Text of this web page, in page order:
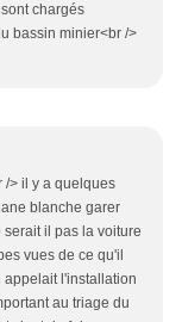
chargés
bassin minier<br />
/> il y a quelques
blanche garer
il pas la voiture
vues de ce qu'il
appelait l'installation
au triage du